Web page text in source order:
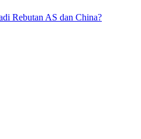
Rebutan AS dan China?